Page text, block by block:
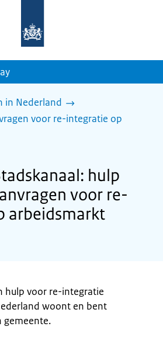
homepage
in Nederland
voor re-integratie op
hulp
voor re-
arbeidsmarkt
hulp voor re-integratie
woont en bent
gemeente.